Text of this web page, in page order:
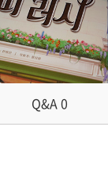
Q&A0